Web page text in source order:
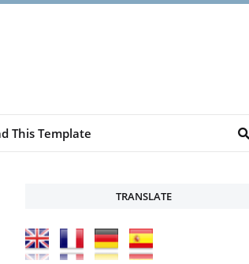
This Template
TRANSLATE